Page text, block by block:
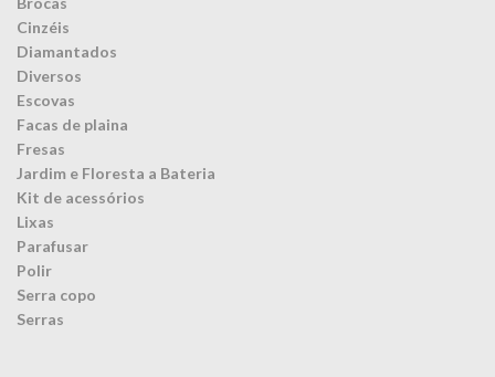
Cinzéis
Diamantados
Diversos
Escovas
Facas de plaina
Fresas
Jardim e Floresta a Bateria
Kit de acessórios
Lixas
Parafusar
Polir
Serra copo
Serras